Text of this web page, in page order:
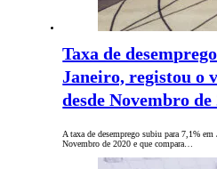
Taxa de
Janeiro, registou o
desde Novembro de
A taxa de desemprego subiu para 7,1%
Novembro de 2020 e que compara…